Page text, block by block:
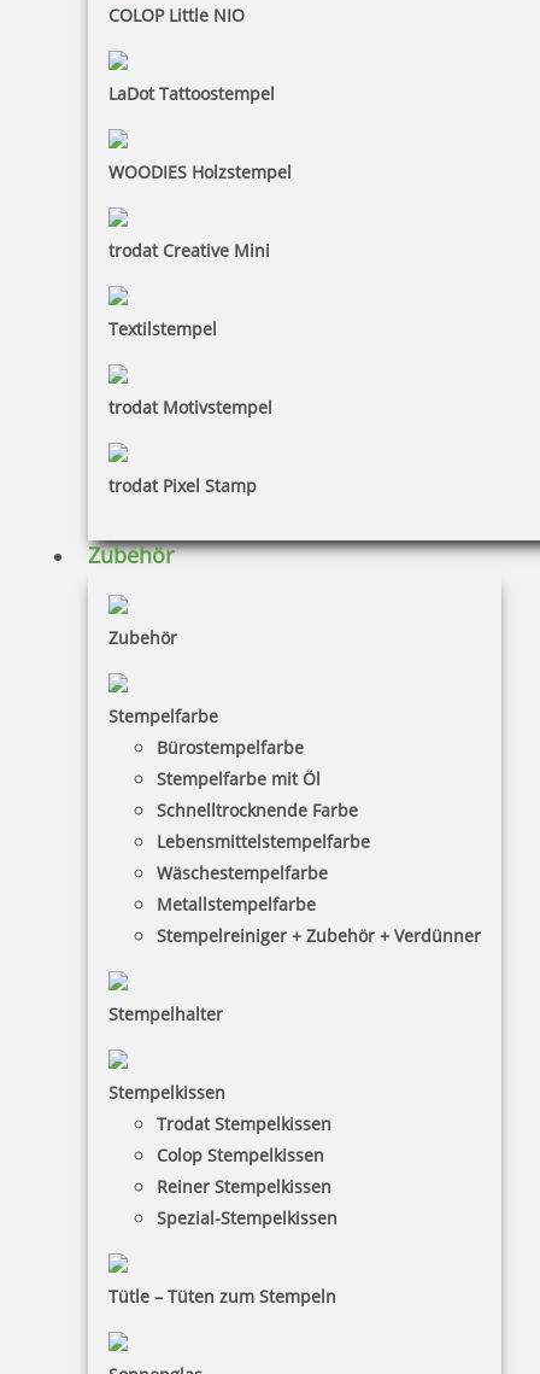
COLOP Little NIO
LaDot Tattoostempel
WOODIES Holzstempel
trodat Creative Mini
Textilstempel
trodat Motivstempel
trodat Pixel Stamp
Zubehör
Zubehör
Stempelfarbe
Bürostempelfarbe
Stempelfarbe mit Öl
Schnelltrocknende Farbe
Lebensmittelstempelfarbe
Wäschestempelfarbe
Metallstempelfarbe
Stempelreiniger + Zubehör + Verdünner
Stempelhalter
Stempelkissen
Trodat Stempelkissen
Colop Stempelkissen
Reiner Stempelkissen
Spezial-Stempelkissen
Tütle – Tüten zum Stempeln
HINWEISE
Versandinformationen
Zahlungsbedingungen
Bestellhinweise